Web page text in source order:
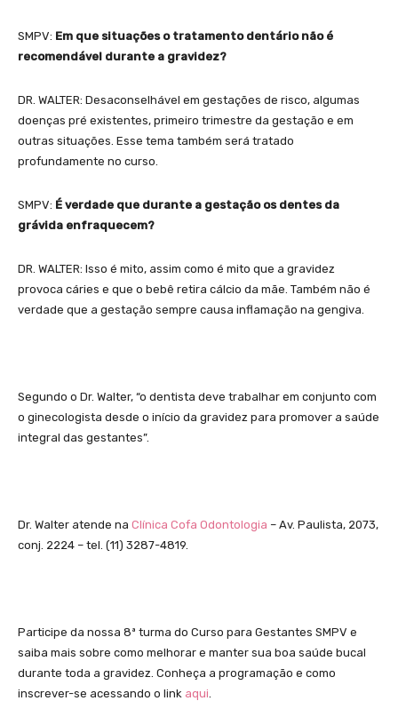
SMPV: Em que situações o tratamento dentário não é
recomendável durante a gravidez?
DR. WALTER: Desaconselhável em gestações de risco, algumas
doenças pré existentes, primeiro trimestre da gestação e em
outras situações. Esse tema também será tratado
profundamente no curso.
SMPV: É verdade que durante a gestação os dentes da
grávida enfraquecem?
DR. WALTER: Isso é mito, assim como é mito que a gravidez
provoca cáries e que o bebê retira cálcio da mãe. Também não é
verdade que a gestação sempre causa inflamação na gengiva.
Segundo o Dr. Walter, “o dentista deve trabalhar em conjunto com
o ginecologista desde o início da gravidez para promover a saúde
integral das gestantes”.
Dr. Walter atende na Clínica Cofa Odontologia – Av. Paulista, 2073,
conj. 2224 – tel. (11) 3287-4819.
Participe da nossa 8ª turma do Curso para Gestantes SMPV e
saiba mais sobre como melhorar e manter sua boa saúde bucal
durante toda a gravidez. Conheça a programação e como
inscrever-se acessando o link aqui